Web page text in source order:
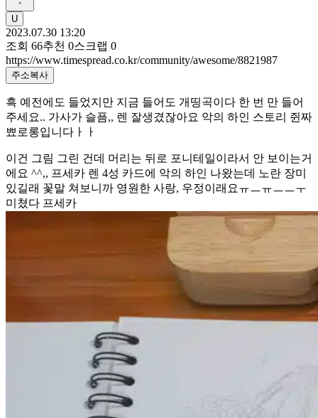
U
2023.07.30 13:20
조회 66추천 0스크랩 0
https://www.timespread.co.kr/community/awesome/8821987
주소복사
흑 예전에도 들었지만 지금 들어도 개띵곡이다 한 번 만 들어
주세요.. 가사가 슬픔,, 렌 잘생겼잖아요 악의 하인 스토리 쥔짜
뾰로롱입니다ㅏㅏ
이건 그림 그린 건데 머리는 뒤로 포니테일이라서 안 보이는거
에요 ^^,, 프세카 렌 4성 카드에 악의 하인 나왔는데 노란 장미
있길래 꽃말 쳐보니까 영원한 사랑, 우정이래요ㅠㅡㅠㅡㅡㅜ
미쳤다 프세카